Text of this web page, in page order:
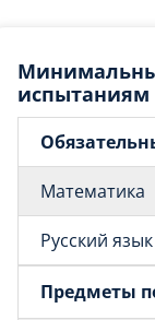
испытаниям
Математика
Русский язык
Предметы